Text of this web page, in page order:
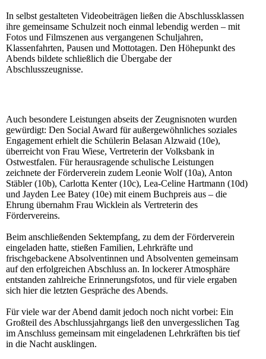
In selbst gestalteten Videobeiträgen ließen die Abschlussklassen
ihre gemeinsame Schulzeit noch einmal lebendig werden – mit
Fotos und Filmszenen aus vergangenen Schuljahren,
Klassenfahrten, Pausen und Mottotagen. Den Höhepunkt des
Abends bildete schließlich die Übergabe der
Abschlusszeugnisse.
Auch besondere Leistungen abseits der Zeugnisnoten wurden
gewürdigt: Den Social Award für außergewöhnliches soziales
Engagement erhielt die Schülerin Belasan Alzwaid (10e),
überreicht von Frau Wiese, Vertreterin der Volksbank in
Ostwestfalen. Für herausragende schulische Leistungen
zeichnete der Förderverein zudem Leonie Wolf (10a), Anton
Stäbler (10b), Carlotta Kenter (10c), Lea-Celine Hartmann (10d)
und Jayden Lee Batey (10e) mit einem Buchpreis aus – die
Ehrung übernahm Frau Wicklein als Vertreterin des
Fördervereins.
Beim anschließenden Sektempfang, zu dem der Förderverein
eingeladen hatte, stießen Familien, Lehrkräfte und
frischgebackene Absolventinnen und Absolventen gemeinsam
auf den erfolgreichen Abschluss an. In lockerer Atmosphäre
entstanden zahlreiche Erinnerungsfotos, und für viele ergaben
sich hier die letzten Gespräche des Abends.
Für viele war der Abend damit jedoch noch nicht vorbei: Ein
Großteil des Abschlussjahrgangs ließ den unvergesslichen Tag
im Anschluss gemeinsam mit eingeladenen Lehrkräften bis tief
in die Nacht ausklingen.